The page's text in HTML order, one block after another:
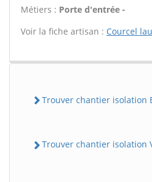
Métiers : Porte d'entrée -
Voir la fiche artisan : Courcel
Trouver chantier isolation
Trouver chantier isolation